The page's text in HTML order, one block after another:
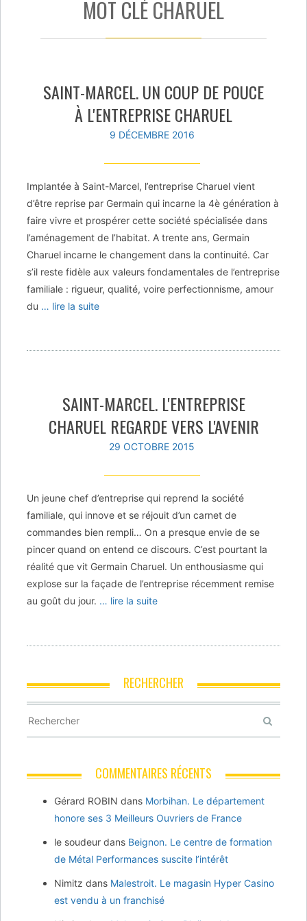
MOT CLÉ CHARUEL
SAINT-MARCEL. UN COUP DE POUCE
À L'ENTREPRISE CHARUEL
9 DÉCEMBRE 2016
Implantée à Saint-Marcel, l’entreprise Charuel vient
d’être reprise par Germain qui incarne la 4è génération à
faire vivre et prospérer cette société spécialisée dans
l’aménagement de l’habitat. A trente ans, Germain
Charuel incarne le changement dans la continuité. Car
s’il reste fidèle aux valeurs fondamentales de l’entreprise
familiale : rigueur, qualité, voire perfectionnisme, amour
du … lire la suite
SAINT-MARCEL. L'ENTREPRISE
CHARUEL REGARDE VERS L'AVENIR
29 OCTOBRE 2015
Un jeune chef d’entreprise qui reprend la société
familiale, qui innove et se réjouit d’un carnet de
commandes bien rempli… On a presque envie de se
pincer quand on entend ce discours. C’est pourtant la
réalité que vit Germain Charuel. Un enthousiasme qui
explose sur la façade de l’entreprise récemment remise
au goût du jour. … lire la suite
RECHERCHER
COMMENTAIRES RÉCENTS
Gérard ROBIN dans Morbihan. Le département
honore ses 3 Meilleurs Ouvriers de France
le soudeur dans Beignon. Le centre de formation
de Métal Performances suscite l’intérêt
Nimitz dans Malestroit. Le magasin Hyper Casino
est vendu à un franchisé